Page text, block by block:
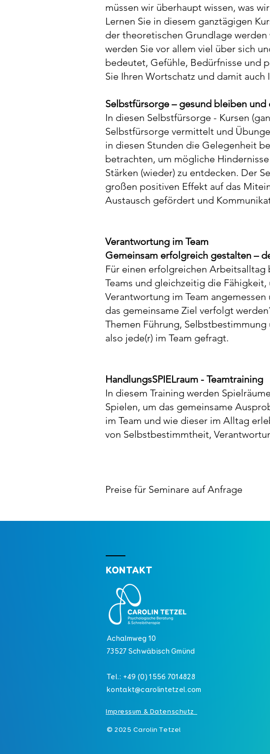
müssen wir überhaupt wissen, was
Lernen Sie in diesem ganztägigen
der theoretischen Grundlage
werden Sie vor allem viel über sich
bedeutet, Gefühle, Bedürfnisse und
Sie Ihren Wortschatz und damit auch
Selbstfürsorge – gesund bleiben und
​In diesen Selbstfürsorge - Kursen
Selbstfürsorge vermittelt und
in diesen Stunden die Gelegenheit
betrachten, um mögliche
Stärken (wieder) zu entdecken. Der
großen positiven Effekt auf das
Austausch gefördert und
Verantwortung im Team
​Gemeinsam erfolgreich gestalten –
Für einen erfolgreichen
Teams und gleichzeitig die
Verantwortung im Team
das gemeinsame Ziel verfolgt
Themen Führung,
also jede(r) im Team gefragt.
HandlungsSPIELraum - Teamtraining
​In diesem Training werden
Spielen, um das gemeinsame
im Team und wie dieser im Alltag
von Selbstbestimmtheit,
Preise für Seminare auf Anfrage
Achalmweg 10
73527 Schwäbisch Gmünd
Tel.: +49 (0) 1556 7014828
kontakt@carolintetzel.com
Impressum & Datenschutz
© 2025 Carolin Tetzel
KONTAKT